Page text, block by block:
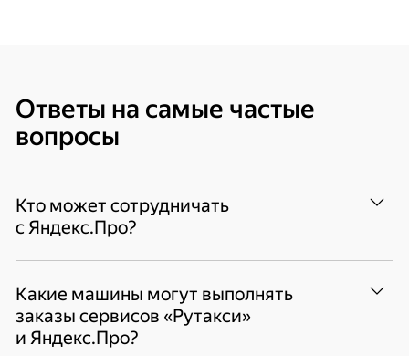
Ответы на самые частые
вопросы
Кто может сотрудничать
с Яндекс.Про?
самозанятые и ИП. При регистрации
в одном из таксопарков будет создан
профиль с вашими данными, сотрудничать
Какие машины могут выполнять
заказы сервисов «Рутакси»
и Яндекс.Про?